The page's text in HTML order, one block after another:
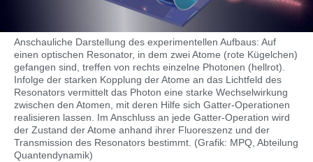
Anschauliche Darstellung des experimentellen Aufbaus: Auf
einen optischen Resonator, in dem zwei Atome (rote Kügelchen)
gefangen sind, treffen von rechts einzelne Photonen (hellrot).
Infolge der starken Kopplung der Atome an das Lichtfeld des
Resonators vermittelt das Photon eine starke Wechselwirkung
zwischen den Atomen, mit deren Hilfe sich Gatter-Operationen
realisieren lassen. Im Anschluss an jede Gatter-Operation wird
der Zustand der Atome anhand ihrer Fluoreszenz und der
Transmission des Resonators bestimmt. (Grafik: MPQ, Abteilung
Quantendynamik)